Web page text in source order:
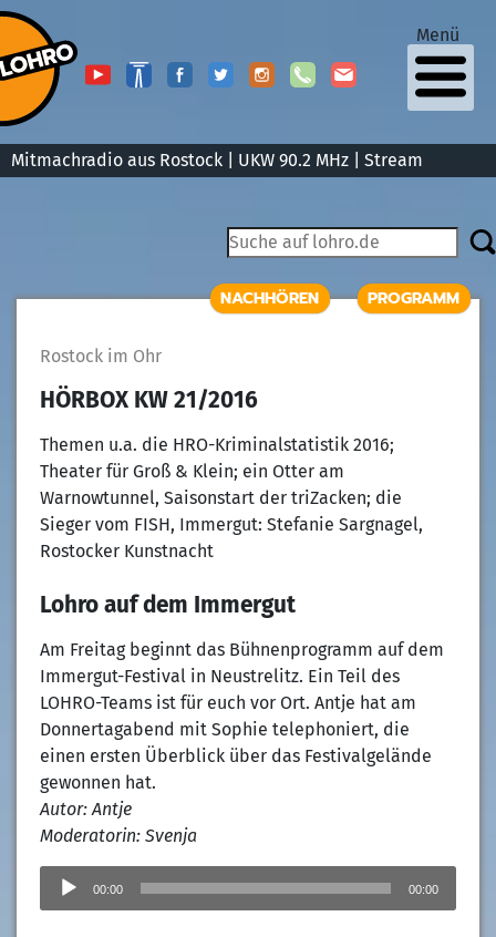
Mitmachradio aus Rostock | UKW 90.2 MHz | Stream
Menü
NACHHÖREN PROGRAMM
Rostock im Ohr
HÖRBOX KW 21/2016
Themen u.a. die HRO-Kriminalstatistik 2016;
Theater für Groß & Klein; ein Otter am
Warnowtunnel, Saisonstart der triZacken; die
Sieger vom FISH, Immergut: Stefanie Sargnagel,
Rostocker Kunstnacht
Lohro auf dem Immergut
Am Freitag beginnt das Bühnenprogramm auf dem
Immergut-Festival in Neustrelitz. Ein Teil des
LOHRO-Teams ist für euch vor Ort. Antje hat am
Donnertagabend mit Sophie telephoniert, die
einen ersten Überblick über das Festivalgelände
gewonnen hat.
Autor: Antje
Moderatorin: Svenja
Audio-
Player
00:00 00:00